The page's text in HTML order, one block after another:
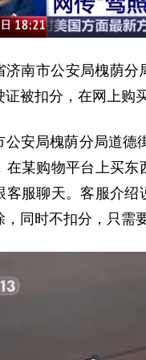
济南市公安局槐荫
证被扣分，在网上购
公安局槐荫分局道德
在某购物平台上买
客服聊天。客服介绍
，同时不扣分，只需